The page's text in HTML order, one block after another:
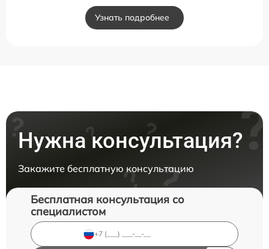
Узнать подробнее
Нужна консультация?
Закажите бесплатную консультацию
Бесплатная консультация со
специалистом